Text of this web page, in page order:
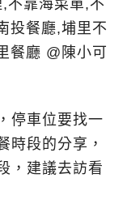
停車位要找一
時段的分享，
，建議去訪看